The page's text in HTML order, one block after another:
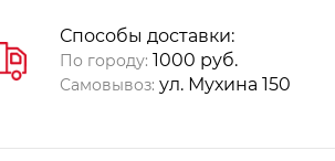
Способы доставки:
По городу: 1000 руб.
Самовывоз: ул. Мухина 150